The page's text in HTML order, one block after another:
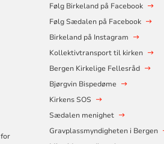
Følg Birkeland på Facebook
Følg Sædalen på Facebook
Birkeland på Instagram
Kollektivtransport til kirken
Bergen Kirkelige Fellesråd
Bjørgvin Bispedøme
Kirkens SOS
Sædalen menighet
Gravplassmyndigheten i Bergen